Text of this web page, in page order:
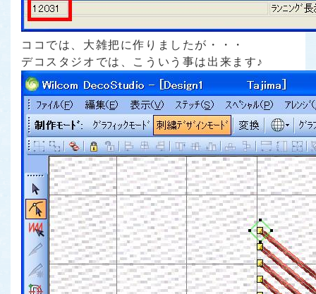
ココでは、大雑把に作りましたが・・・
デコスタジオでは、こういう事は出来ます♪